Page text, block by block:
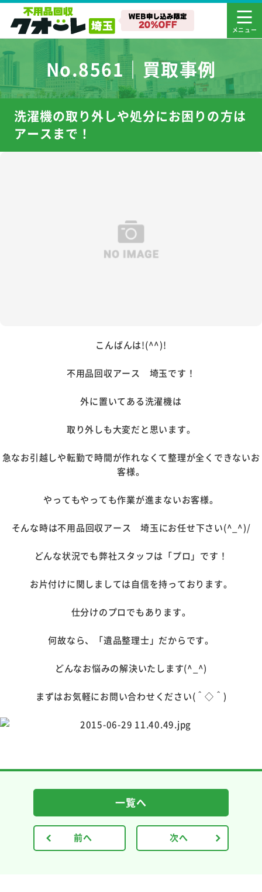
No.8561｜買取事例
洗濯機の取り外しや処分にお困りの方は
アースまで！
こんばんは!(^^)!
不用品回収アース 埼玉です！
外に置いてある洗濯機は
取り外しも大変だと思います。
急なお引越しや転勤で時間が作れなくて整理が全くできないお
客様。
やってもやっても作業が進まないお客様。
そんな時は不用品回収アース 埼玉にお任せ下さい(^_^)/
どんな状況でも弊社スタッフは「プロ」です！
お片付けに関しましては自信を持っております。
仕分けのプロでもあります。
何故なら、「遺品整理士」だからです。
どんなお悩みの解決いたします(^_^)
まずはお気軽にお問い合わせください(＾◇＾)
前へ
一覧へ
次へ